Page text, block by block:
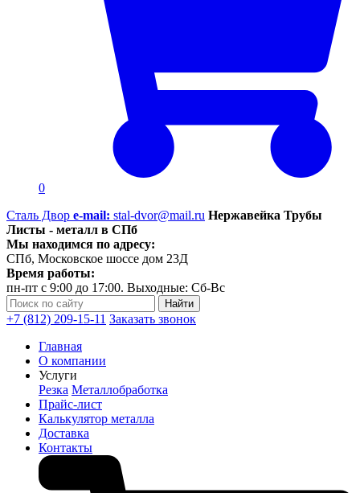
0
Сталь Двор e-mail: stal-dvor@mail.ru Нержавейка Трубы
Листы - металл в СПб
Мы находимся по адресу:
СПб, Московское шоссе дом 23Д
Время работы:
пн-пт с 9:00 до 17:00. Выходные: Сб-Вс
+7 (812) 209-15-11 Заказать звонок
Главная
О компании
Услуги
Резка Металлобработка
Прайс-лист
Калькулятор металла
Доставка
Контакты